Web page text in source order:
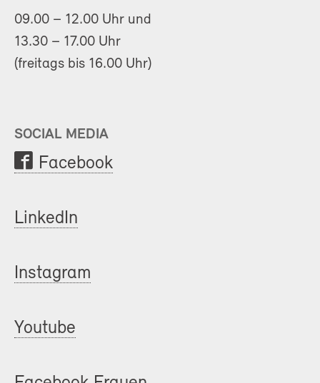
09.00 – 12.00 Uhr und
13.30 – 17.00 Uhr
(freitags bis 16.00 Uhr)
SOCIAL MEDIA
Facebook
LinkedIn
Instagram
Youtube